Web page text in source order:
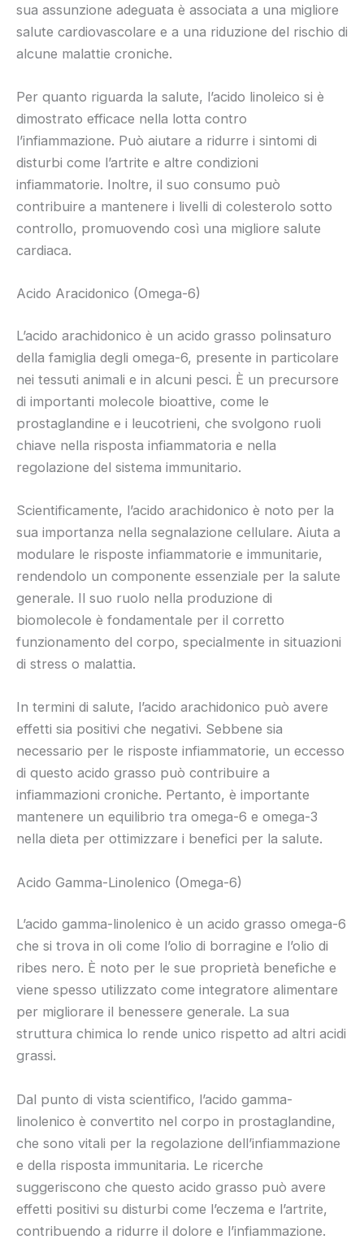
sua assunzione adeguata è associata a una migliore
salute cardiovascolare e a una riduzione del rischio di
alcune malattie croniche.
Per quanto riguarda la salute, l’acido linoleico si è
dimostrato efficace nella lotta contro
l’infiammazione. Può aiutare a ridurre i sintomi di
disturbi come l’artrite e altre condizioni
infiammatorie. Inoltre, il suo consumo può
contribuire a mantenere i livelli di colesterolo sotto
controllo, promuovendo così una migliore salute
cardiaca.
Acido Aracidonico (Omega-6)
L’acido arachidonico è un acido grasso polinsaturo
della famiglia degli omega-6, presente in particolare
nei tessuti animali e in alcuni pesci. È un precursore
di importanti molecole bioattive, come le
prostaglandine e i leucotrieni, che svolgono ruoli
chiave nella risposta infiammatoria e nella
regolazione del sistema immunitario.
Scientificamente, l’acido arachidonico è noto per la
sua importanza nella segnalazione cellulare. Aiuta a
modulare le risposte infiammatorie e immunitarie,
rendendolo un componente essenziale per la salute
generale. Il suo ruolo nella produzione di
biomolecole è fondamentale per il corretto
funzionamento del corpo, specialmente in situazioni
di stress o malattia.
In termini di salute, l’acido arachidonico può avere
effetti sia positivi che negativi. Sebbene sia
necessario per le risposte infiammatorie, un eccesso
di questo acido grasso può contribuire a
infiammazioni croniche. Pertanto, è importante
mantenere un equilibrio tra omega-6 e omega-3
nella dieta per ottimizzare i benefici per la salute.
Acido Gamma-Linolenico (Omega-6)
L’acido gamma-linolenico è un acido grasso omega-6
che si trova in oli come l’olio di borragine e l’olio di
ribes nero. È noto per le sue proprietà benefiche e
viene spesso utilizzato come integratore alimentare
per migliorare il benessere generale. La sua
struttura chimica lo rende unico rispetto ad altri acidi
grassi.
Dal punto di vista scientifico, l’acido gamma-
linolenico è convertito nel corpo in prostaglandine,
che sono vitali per la regolazione dell’infiammazione
e della risposta immunitaria. Le ricerche
suggeriscono che questo acido grasso può avere
effetti positivi su disturbi come l’eczema e l’artrite,
contribuendo a ridurre il dolore e l’infiammazione.